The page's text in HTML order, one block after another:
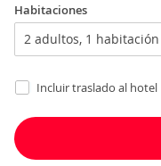
Habitaciones
Incluir traslado al hotel